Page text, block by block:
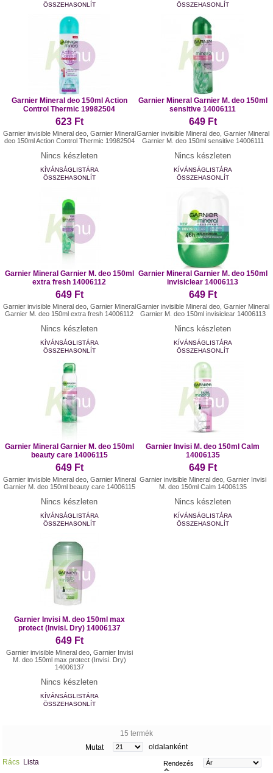
ÖSSZEHASONLÍT ÖSSZEHASONLÍT
Garnier Mineral deo 150ml Action
Control Thermic 19982504
623 Ft
Garnier invisible Mineral deo, Garnier Mineral
deo 150ml Action Control Thermic 19982504
Nincs készleten
KÍVÁNSÁGLISTÁRA
ÖSSZEHASONLÍT
Garnier Mineral Garnier M. deo 150ml
sensitive 14006111
649 Ft
Garnier invisible Mineral deo, Garnier Mineral
Garnier M. deo 150ml sensitive 14006111
Nincs készleten
KÍVÁNSÁGLISTÁRA
ÖSSZEHASONLÍT
Garnier Mineral Garnier M. deo 150ml
extra fresh 14006112
649 Ft
Garnier invisible Mineral deo, Garnier Mineral
Garnier M. deo 150ml extra fresh 14006112
Nincs készleten
KÍVÁNSÁGLISTÁRA
ÖSSZEHASONLÍT
Garnier Mineral Garnier M. deo 150ml
invisiclear 14006113
649 Ft
Garnier invisible Mineral deo, Garnier Mineral
Garnier M. deo 150ml invisiclear 14006113
Nincs készleten
KÍVÁNSÁGLISTÁRA
ÖSSZEHASONLÍT
Garnier Mineral Garnier M. deo 150ml
beauty care 14006115
649 Ft
Garnier invisible Mineral deo, Garnier Mineral
Garnier M. deo 150ml beauty care 14006115
Nincs készleten
KÍVÁNSÁGLISTÁRA
ÖSSZEHASONLÍT
Garnier Invisi M. deo 150ml Calm
14006135
649 Ft
Garnier invisible Mineral deo, Garnier Invisi
M. deo 150ml Calm 14006135
Nincs készleten
KÍVÁNSÁGLISTÁRA
ÖSSZEHASONLÍT
Garnier Invisi M. deo 150ml max
protect (Invisi. Dry) 14006137
649 Ft
Garnier invisible Mineral deo, Garnier Invisi
M. deo 150ml max protect (Invisi. Dry)
14006137
Nincs készleten
KÍVÁNSÁGLISTÁRA
ÖSSZEHASONLÍT
15 termék
Mutat
oldalanként
Rács Lista Rendezés